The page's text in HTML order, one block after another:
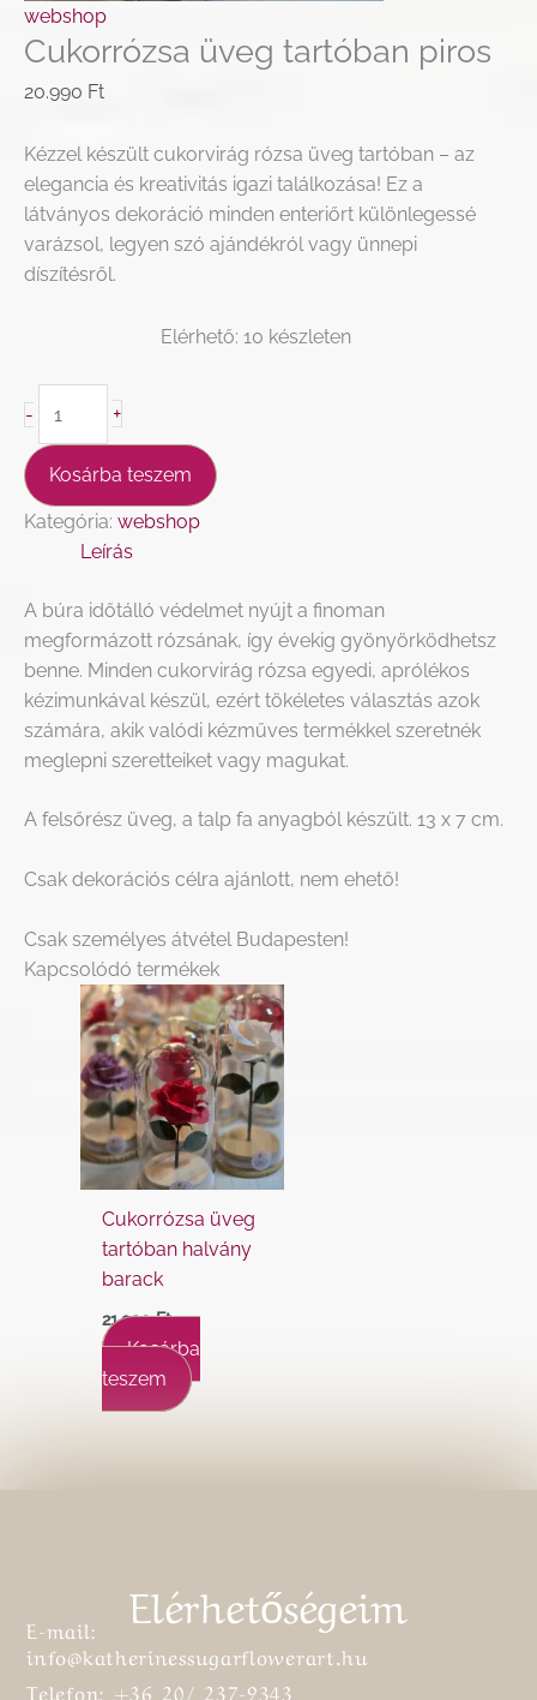
webshop
Cukorrózsa üveg tartóban piros
20.990 Ft
Kézzel készült cukorvirág rózsa üveg tartóban – az
elegancia és kreativitás igazi találkozása! Ez a
látványos dekoráció minden enteriőrt különlegessé
varázsol, legyen szó ajándékról vagy ünnepi
díszítésről.​
10 készleten
- +
Kosárba teszem
Kategória: webshop
Leírás
A búra időtálló védelmet nyújt a finoman
megformázott rózsának, így évekig gyönyörködhetsz
benne. Minden cukorvirág rózsa egyedi, aprólékos
kézimunkával készül, ezért tökéletes választás azok
számára, akik valódi kézműves termékkel szeretnék
meglepni szeretteiket vagy magukat.​
A felsőrész üveg, a talp fa anyagból készült. 13 x 7 cm.
Csak dekorációs célra ajánlott, nem ehető!
Csak személyes átvétel Budapesten!
Kapcsolódó termékek
Cukorrózsa üveg
tartóban halvány
barack
21.990Ft
Kosárba
teszem
Elérhetőségeim
E-mail:
info@katherinessugarflowerart.hu
Telefon: +36 20/ 237-9343